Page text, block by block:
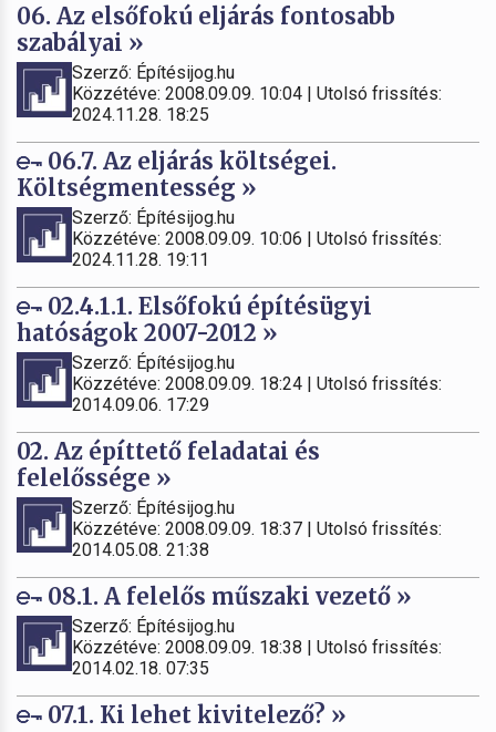
06. Az elsőfokú eljárás fontosabb
szabályai »
Szerző: Építésijog.hu
Közzétéve: 2008.09.09. 10:04 | Utolsó frissítés:
2024.11.28. 18:25
06.7. Az eljárás költségei.
Költségmentesség »
Szerző: Építésijog.hu
Közzétéve: 2008.09.09. 10:06 | Utolsó frissítés:
2024.11.28. 19:11
02.4.1.1. Elsőfokú építésügyi
hatóságok 2007-2012 »
Szerző: Építésijog.hu
Közzétéve: 2008.09.09. 18:24 | Utolsó frissítés:
2014.09.06. 17:29
02. Az építtető feladatai és
felelőssége »
Szerző: Építésijog.hu
Közzétéve: 2008.09.09. 18:37 | Utolsó frissítés:
2014.05.08. 21:38
08.1. A felelős műszaki vezető »
Szerző: Építésijog.hu
Közzétéve: 2008.09.09. 18:38 | Utolsó frissítés:
2014.02.18. 07:35
07.1. Ki lehet kivitelező? »